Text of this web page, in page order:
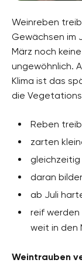
Weinreben
Gewächsen im
März noch
ungewöhnlich.
Klima ist das
die
Reben
zarten
daran
ab Juli
reif werden
weit in den
Weintrauben